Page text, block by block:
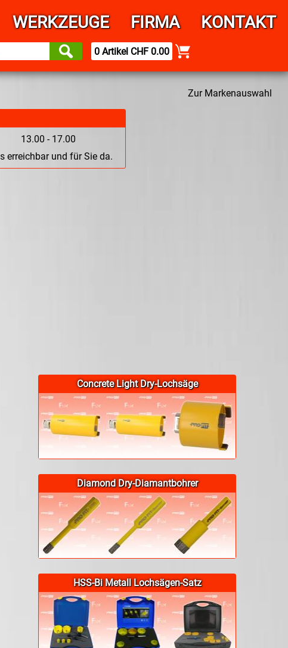
WERKZEUGE FIRMA KONTAKT
0 Artikel CHF 0.00
Zur Markenauswahl
13.00 - 17.00
erreichbar und für Sie da.
Concrete Light Dry-Lochsäge
Diamond Dry-Diamantbohrer
HSS-Bi Metall Lochsägen-Satz